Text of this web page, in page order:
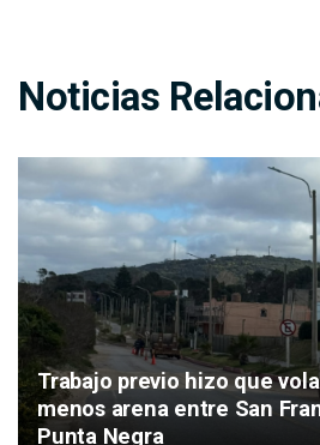
Noticias
Trabajo previo hizo que
menos arena entre San
Punta Negra